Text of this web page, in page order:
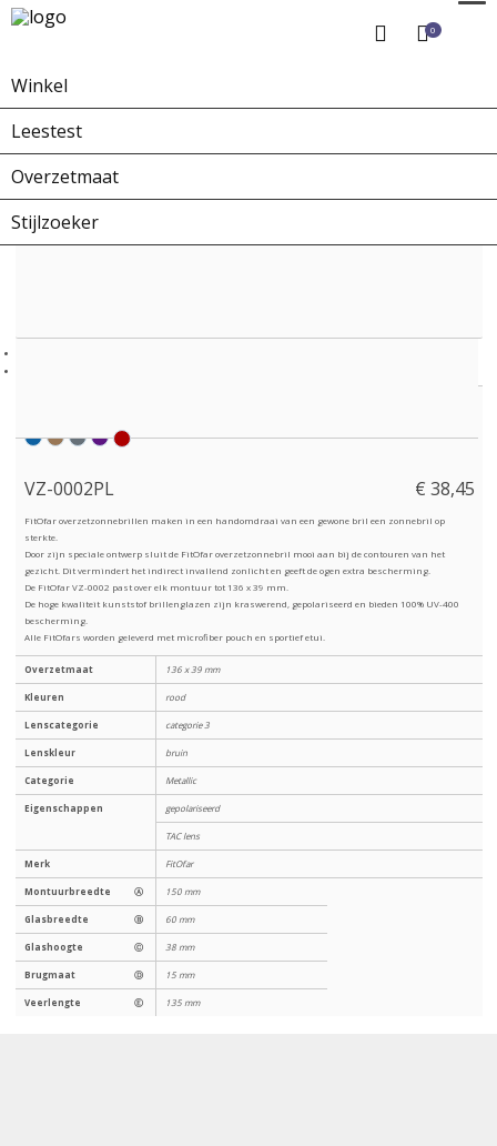
0
Winkel
Leestest
Overzetmaat
Stijlzoeker
Home Winkel
VZ-0002PL € 38,45
FitOfar overzetzonnebrillen maken in een handomdraai van een gewone bril een zonnebril op
sterkte.
Door zijn speciale ontwerp sluit de FitOfar overzetzonnebril mooi aan bij de contouren van het
gezicht. Dit vermindert het indirect invallend zonlicht en geeft de ogen extra bescherming.
De FitOfar VZ-0002 past over elk montuur tot 136 x 39 mm.
De hoge kwaliteit kunststof brillenglazen zijn kraswerend, gepolariseerd en bieden 100% UV-400
bescherming.
Alle FitOfars worden geleverd met microfiber pouch en sportief etui.
Overzetmaat 136 x 39 mm
Kleuren rood
Lenscategorie categorie 3
Lenskleur bruin
Categorie Metallic
Eigenschappen gepolariseerd
TAC lens
Merk FitOfar
Montuurbreedte Ⓐ 150 mm
Glasbreedte Ⓑ 60 mm
Glashoogte Ⓒ 38 mm
Brugmaat Ⓓ 15 mm
Veerlengte Ⓔ 135 mm